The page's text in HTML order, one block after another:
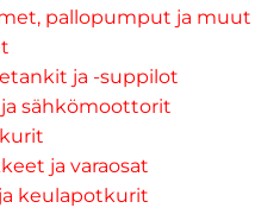
pallopumput ja muut
ja -suppilot
sähkömoottorit
ja varaosat
keulapotkurit